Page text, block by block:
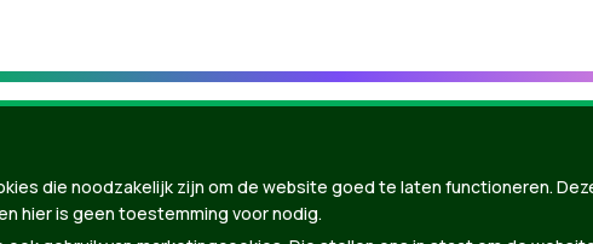
die noodzakelijk zijn om de website goed te laten functioneren.
hier is geen toestemming voor nodig.